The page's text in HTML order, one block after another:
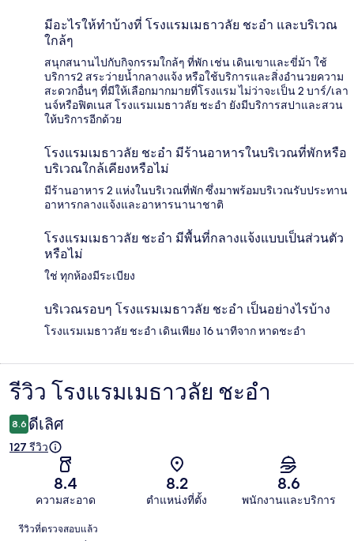
มีอะไรให้ทำบ้างที่ โรงแรมเมธาวลัย ชะอำ และบริเวณ
ใกล้ๆ
สนุกสนานไปกับกิจกรรมใกล้ๆ ที่พัก เช่น เดินเขาและขี่ม้า ใช้
บริการ2 สระว่ายน้ำกลางแจ้ง หรือใช้บริการและสิ่งอำนวยความ
สะดวกอื่นๆ ที่มีให้เลือกมากมายที่โรงแรม ไม่ว่าจะเป็น 2 บาร์/เลา
นจ์หรือฟิตเนส โรงแรมเมธาวลัย ชะอำ ยังมีบริการสปาและสวน
ให้บริการอีกด้วย
โรงแรมเมธาวลัย ชะอำ มีร้านอาหารในบริเวณที่พักหรือ
บริเวณใกล้เคียงหรือไม่
มีร้านอาหาร 2 แห่งในบริเวณที่พัก ซึ่งมาพร้อมบริเวณรับประทาน
อาหารกลางแจ้งและอาหารนานาชาติ
โรงแรมเมธาวลัย ชะอำ มีพื้นที่กลางแจ้งแบบเป็นส่วนตัว
หรือไม่
ใช่ ทุกห้องมีระเบียง
บริเวณรอบๆ โรงแรมเมธาวลัย ชะอำ เป็นอย่างไรบ้าง
โรงแรมเมธาวลัย ชะอำ เดินเพียง 16 นาทีจาก หาดชะอำ
รีวิว
รีวิว โรงแรมเมธาวลัย ชะอำ
8.6 ดีเลิศ
127 รีวิว
8.4
ความสะอาด
8.2
ตำแหน่งที่ตั้ง
8.6
พนักงานและบริการ
รีวิว
รีวิวที่ตรวจสอบแล้ว